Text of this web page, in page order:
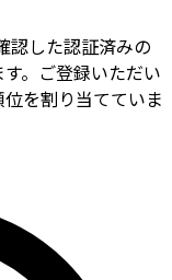
認した認証済みの
。ご登録いただい
を割り当てていま